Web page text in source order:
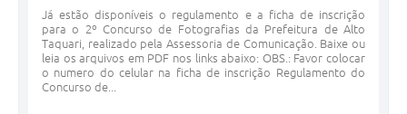
Já estão disponíveis o regulamento e a ficha de inscrição
para o 2º Concurso de Fotografias da Prefeitura de Alto
Taquari, realizado pela Assessoria de Comunicação. Baixe ou
leia os arquivos em PDF nos links abaixo: OBS.: Favor colocar
o numero do celular na ficha de inscrição Regulamento do
Concurso de...